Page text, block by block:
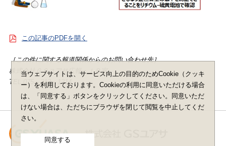
当ウェブサイトは、サービス向上の目的のためCookie（クッキ
ー）を利用しております。Cookieの利用に同意いただける場合
は、「同意する」ボタンをクリックしてください。同意いただ
けない場合は、ただちにブラウザを閉じて閲覧を中止してくだ
さい。
同意する
この記事のPDFを開く
［この件に関する報道関係からのお問い合わせ先］
株式会社ＧＳユアサ広報・ＩＲ室
TEL 075－312－1214